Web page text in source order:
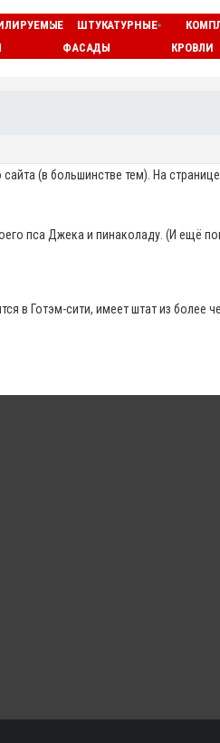
ШТУКАТУРНЫЕ
ФАСАДЫ
КРОВЛИ
(в большинстве тем). На
пса Джека и пинаколаду. (И ещё
в Готэм-сити, имеет штат из более